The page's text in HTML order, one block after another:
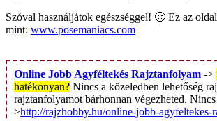
Szóval használjátok egészséggel! 🙂 Ez az
mint: www.posemaniacs.com
Online Jobb Agyféltekés Rajztanfolyam ->
hatékonyan? Nincs a közeledben lehetőség
rajztanfolyamot bárhonnan végezheted.
>http://rajzhobby.hu/online-jobb-agyfeltekes-